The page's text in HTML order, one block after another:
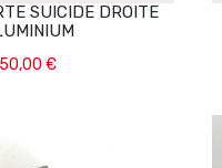
SUICIDE DROITE
50,00 €